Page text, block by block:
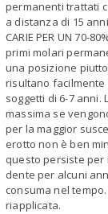
permanenti trattati
a distanza di 15 anni.
CARIE PER UN 70-
primi molari
una posizione
risultano
soggetti di 6-7 anni.
massima se
per la maggior
erotto non è ben
questo persiste per
dente per alcuni
consuma nel
riapplicata.